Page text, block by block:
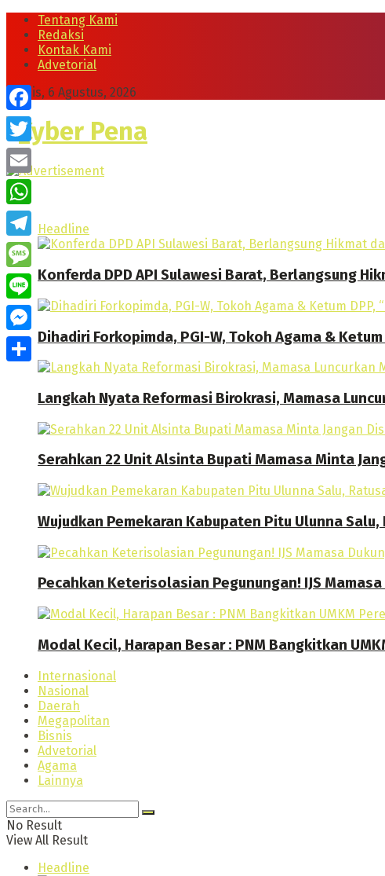
Tentang Kami
Redaksi
Kontak Kami
Advetorial
Kamis, 6 Agustus, 2026
Headline
Konferda DPD API Sulawesi Barat, Berlangsung
Dihadiri Forkopimda, PGI-W, Tokoh Agama &
Langkah Nyata Reformasi Birokrasi, Mamasa
Serahkan 22 Unit Alsinta Bupati Mamasa Minta
Wujudkan Pemekaran Kabupaten Pitu Ulunna
Pecahkan Keterisolasian Pegunungan! IJS Mamasa
Modal Kecil, Harapan Besar : PNM Bangkitkan
Internasional
Nasional
Daerah
Megapolitan
Bisnis
Advetorial
Agama
Lainnya
No Result
View All Result
Headline
Facebook
Twitter
Email
WhatsApp
Telegram
Message
Line
Messenger
Share